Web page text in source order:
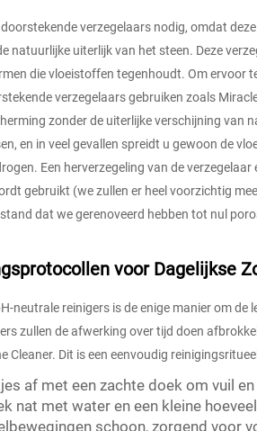
verzegelaars nodig, omdat
natuurlijke uiterlijk van het steen. Deze
die vloeistoffen tegenhoudt. Om ervoor
verzegelaars gebruiken zoals
zonder de uiterlijke verschijning van
en in veel gevallen spreidt u gewoon de
Een herverzegeling van de
gebruikt (we zullen er heel voorzichtig
dat we gerenoveerd hebben tot nul
voor Dagelijkse
neutrale reinigers is de enige manier om
zullen de afwerking over tijd doen
Cleaner. Dit is een eenvoudig
af met een zachte doek om vuil
nat met water en een kleine
schoon, zorgend voor